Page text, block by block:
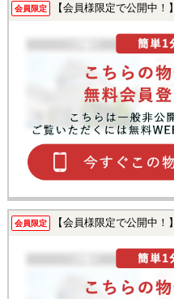
会員限定 【会員様限定で公開中！】
会員限定 【会員様限定で公開中！】